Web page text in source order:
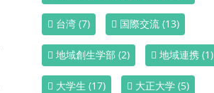
台湾 (7) 国際交流 (13)
地域創生学部 (2) 地域連携 (1)
大学生 (17) 大正大学 (5)